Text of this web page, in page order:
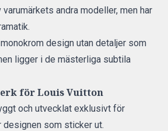
andra modeller, men har
monokrom design utan detaljer som
ligger i de mästerliga subtila
för Louis Vuitton
och utvecklat exklusivt för
designen som sticker ut.